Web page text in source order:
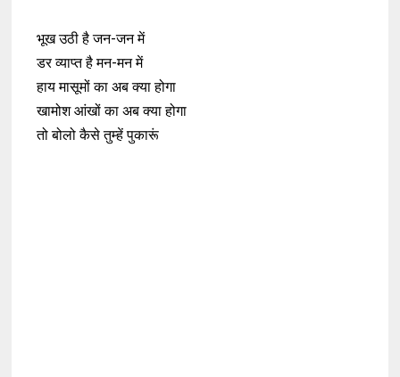
भूख उठी है जन-जन में
डर व्याप्त है मन-मन में
हाय मासूमों का अब क्या होगा
खामोश आंखों का अब क्या होगा
तो बोलो कैसे तुम्हें पुकारूं